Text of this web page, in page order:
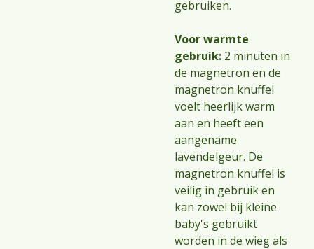
gebruiken.
Voor warmte
gebruik: 2 minuten in
de magnetron en de
magnetron knuffel
voelt heerlijk warm
aan en heeft een
aangename
lavendelgeur. De
magnetron knuffel is
veilig in gebruik en
kan zowel bij kleine
baby's gebruikt
worden in de wieg als